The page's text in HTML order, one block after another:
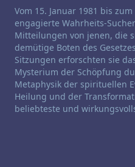
Haftungsausschluss für
Vom 15. Januar 1981 bis
engagierte Wahrheits-
Mitteilungen von jenen, die
demütige Boten des
Sitzungen erforschten sie
Mysterium der Schöpfung
Metaphysik der spirituellen
Heilung und der
beliebteste und